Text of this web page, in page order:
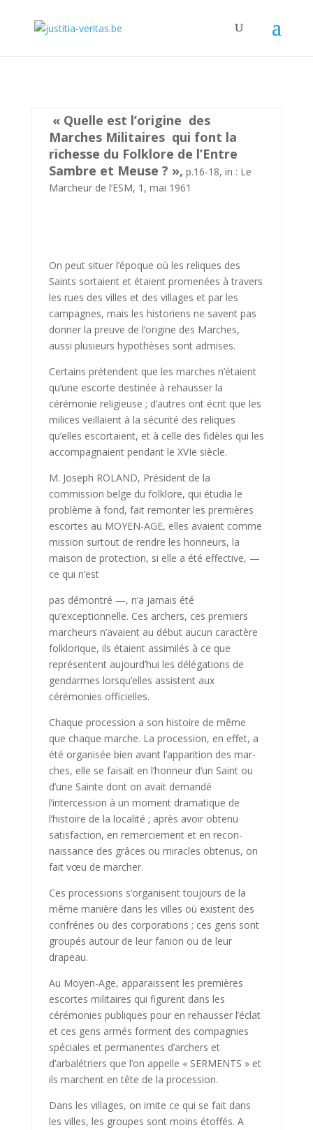
« Quelle est l’origine des
Marches Militaires qui font la
richesse du Folklore de l’Entre
Sambre et Meuse ? », p.16-18, in : Le
Marcheur de l’ESM, 1, mai 1961
On peut situer l’époque où les reliques des
Saints sortaient et étaient promenées à travers
les rues des villes et des villages et par les
campagnes, mais les historiens ne savent pas
donner la preuve de l’origine des Marches,
aussi plusieurs hypothèses sont admises.
Certains prétendent que les marches n’étaient
qu’une escorte destinée à rehausser la
cérémonie religieuse ; d’autres ont écrit que les
milices veillaient à la sécurité des reliques
qu’elles escortaient, et à celle des fidèles qui les
accompagnaient pendant le XVIe siècle.
M. Joseph ROLAND, Président de la
commission belge du fol­klore, qui étudia le
problème à fond, fait remonter les premières
escortes au MOYEN-AGE, elles avaient comme
mission surtout de rendre les honneurs, la
maison de protection, si elle a été effective, —
ce qui n’est
pas démontré —, n’a jamais été
qu’exceptionnelle. Ces archers, ces premiers
marcheurs n’avaient au début aucun caractère
folklorique, ils étaient assimilés à ce que
représentent aujourd’hui les délégations de
gen­darmes lorsqu’elles assistent aux
cérémonies officielles.
Chaque procession a son histoire de même
que chaque marche. La procession, en effet, a
été organisée bien avant l’apparition des mar­
ches, elle se faisait en l’honneur d’un Saint ou
d’une Sainte dont on avait demandé
l’intercession à un moment dramatique de
l’histoire de la loca­lité ; après avoir obtenu
satisfaction, en remerciement et en recon­
naissance des grâces ou miracles obtenus, on
fait vœu de marcher.
Ces processions s’organisent toujours de la
même manière dans les villes où existent des
confréries ou des corporations ; ces gens sont
groupés autour de leur fanion ou de leur
drapeau.
Au Moyen-Age, apparaissent les premières
escortes militaires qui figurent dans les
cérémonies publiques pour en rehausser l’éclat
et ces gens armés forment des compagnies
spéciales et permanentes d’archers et
d’arbalétriers que l’on appelle « SERMENTS » et
ils marchent en tête de la procession.
Dans les villages, on imite ce qui se fait dans
les villes, les groupes sont moins étoffés. A